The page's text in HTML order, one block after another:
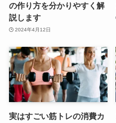
の作り方を分かりやすく解
説します
2024年4月12日
実はすごい筋トレの消費カ